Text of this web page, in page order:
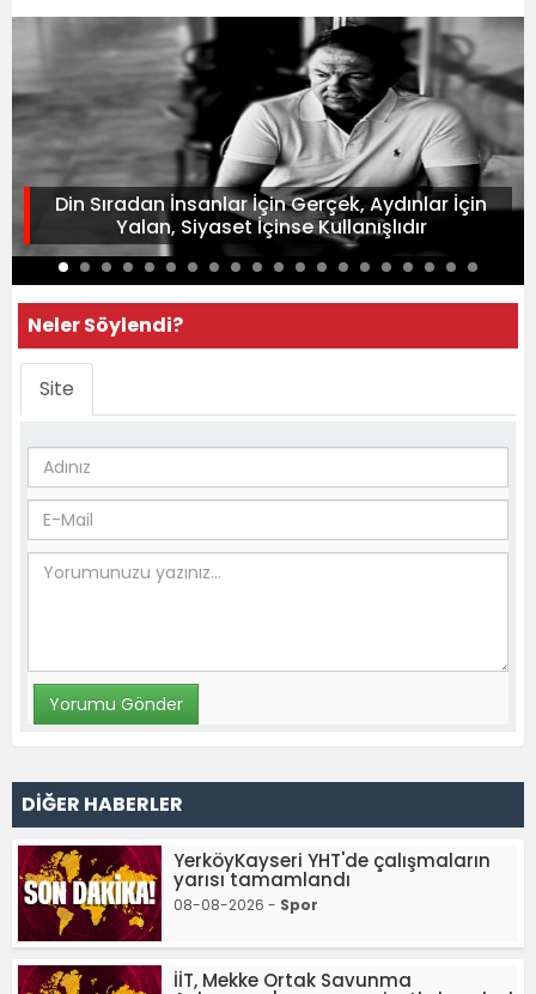
Din Sıradan İnsanlar İçin Gerçek, Aydınlar İçin
Yalan, Siyaset İçinse Kullanışlıdır
Neler Söylendi?
Site
DİĞER HABERLER
YerköyKayseri YHT'de çalışmaların
yarısı tamamlandı
08-08-2026 - Spor
İİT, Mekke Ortak Savunma